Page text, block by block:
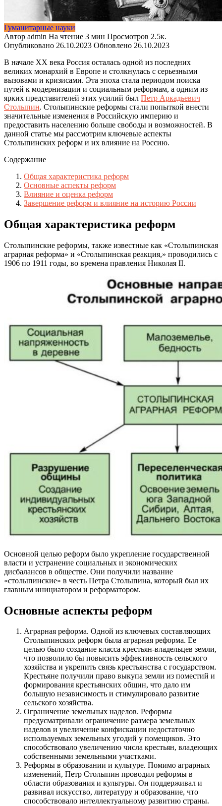
Гуманитарные науки
Автор admin На чтение 3 мин Просмотров 2.5к.
Опубликовано 26.10.2023 Обновлено 26.10.2023
В начале XX века Россия осталась одной из последних
великих монархий в Европе и столкнулась с серьезными
вызовами и кризисами. Эта эпоха стала периодом поиска
путей к модернизации и социальным реформам, а одним из
ярких представителей этих усилий был Петр Аркадьевич
Столыпин. Столыпинские реформы стали попыткой внести
значительные изменения в Российскую империю и
предоставить населению больше свободы и возможностей. В
данной статье мы рассмотрим ключевые аспекты
Столыпинских реформ и их влияние на Россию.
Содержание
Общая характеристика реформ
Основные аспекты реформ
Влияние и оценка реформ
Завершение реформ и влияние на историю России
Общая характеристика реформ
Столыпинские реформы, также известные как «Столыпинская
аграрная реформа» и «Столыпинская реакция,» проводились с
1906 по 1911 годы, во времена правления Николая II.
Основной целью реформ было укрепление государственной
власти и устранение социальных и экономических
дисбалансов в обществе. Они получили название
«столыпинские» в честь Петра Столыпина, который был их
главным инициатором и реформатором.
Основные аспекты реформ
Аграрная реформа. Одной из ключевых составляющих
Столыпинских реформ была аграрная реформа. Ее
целью было создание класса крестьян-владельцев земли,
что позволило бы повысить эффективность сельского
хозяйства и укрепить связь крестьянства с государством.
Крестьяне получили право выкупа земли из поместий и
формирования крестьянских общин, что дало им
большую независимость и стимулировало развитие
сельского хозяйства.
Ограничение земельных наделов. Реформы
предусматривали ограничение размера земельных
наделов и увеличение конфискации недостаточно
используемых земельных угодий у помещиков. Это
способствовало увеличению числа крестьян, владеющих
собственными земельными участками.
Реформы в образовании и культуре. Помимо аграрных
изменений, Петр Столыпин проводил реформы в
области образования и культуры. Он поддерживал и
развивал искусство, литературу и образование, что
способствовало интеллектуальному развитию страны.